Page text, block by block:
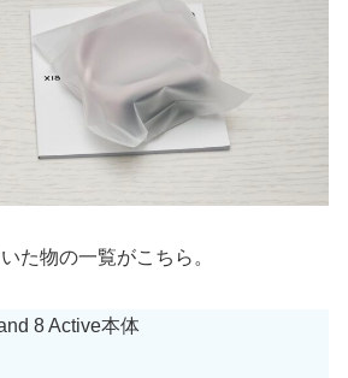
た物の一覧がこちら。
8 Active本体